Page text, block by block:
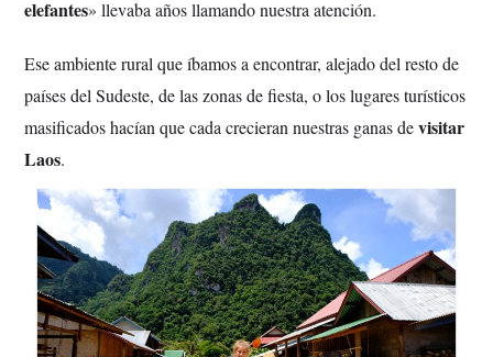
elefantes» llevaba años llamando nuestra atención.
Ese ambiente rural que íbamos a encontrar, alejado del resto de
países del Sudeste, de las zonas de fiesta, o los lugares turísticos
masificados hacían que cada crecieran nuestras ganas devisitar
Laos.